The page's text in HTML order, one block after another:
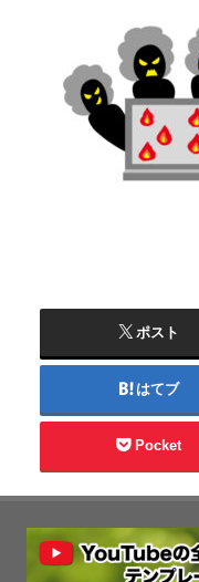
ポスト
はてブ
Pocket